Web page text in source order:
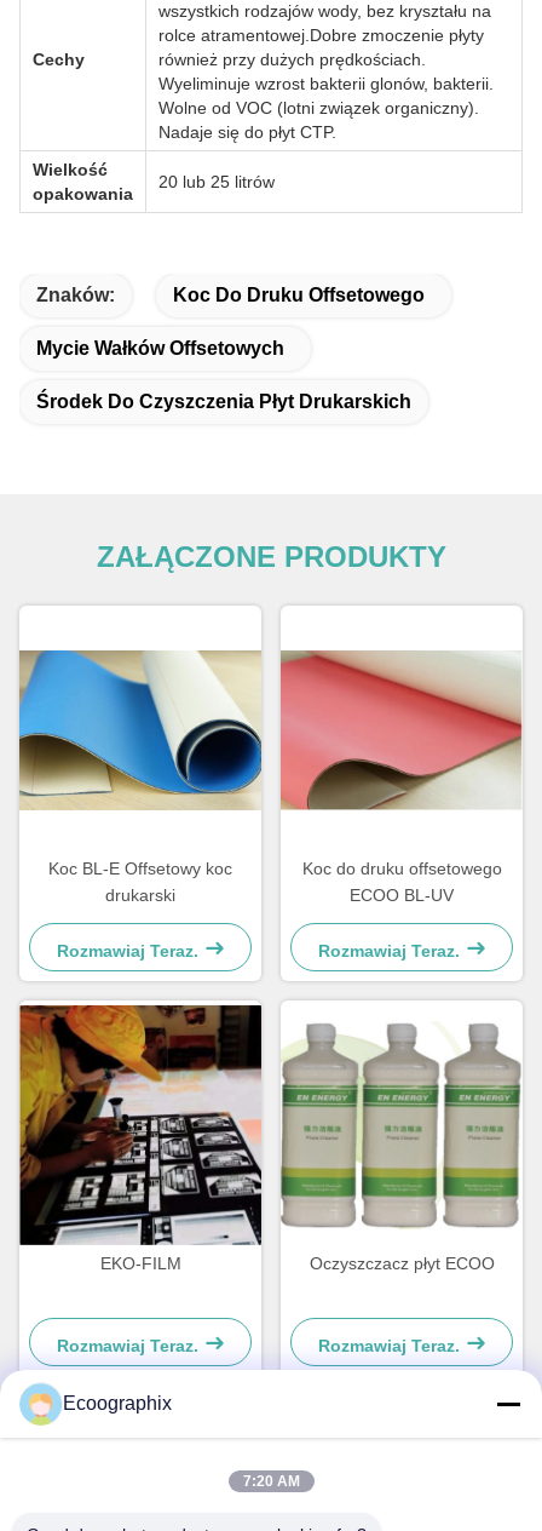
Cechy
wszystkich rodzajów wody, bez kryształu na
rolce atramentowej.Dobre zmoczenie płyty
również przy dużych prędkościach.
Wyeliminuje wzrost bakterii glonów, bakterii.
Wolne od VOC (lotni związek organiczny).
Nadaje się do płyt CTP.
Wielkość
opakowania
20 lub 25 litrów
Znaków: Koc Do Druku Offsetowego
Mycie Wałków Offsetowych
Środek Do Czyszczenia Płyt Drukarskich
ZAŁĄCZONE PRODUKTY
Koc BL-E Offsetowy koc
drukarski
Rozmawiaj Teraz.
Koc do druku offsetowego
ECOO BL-UV
Rozmawiaj Teraz.
EKO-FILM
Rozmawiaj Teraz.
Oczyszczacz płyt ECOO
Rozmawiaj Teraz.
Ecoographix
7:20 AM